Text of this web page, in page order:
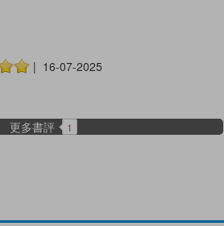
| 16-07-2025
更多書評 1